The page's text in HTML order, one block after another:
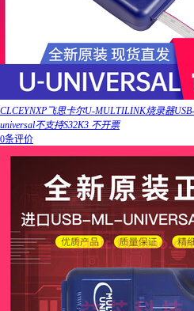
CLCEYNXP飞思卡尔U-MULTILINK烧录器
universal不支持S32K3 不开票
0条评价